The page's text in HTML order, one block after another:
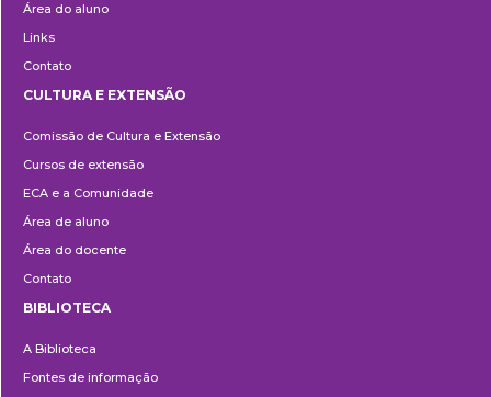
Área do aluno
Links
Contato
e
Extensão
CULTURA E EXTENSÃO
Comissão de Cultura e Extensão
Cursos de extensão
ECA e a Comunidade
Área de aluno
Área do docente
Contato
BIBLIOTECA
A Biblioteca
Fontes de informação